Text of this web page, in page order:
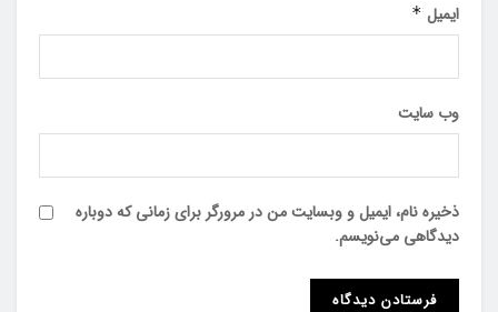
ایمیل *
وب‌ سایت
ذخیره نام، ایمیل و وبسایت من در مرورگر برای زمانی که دوباره
دیدگاهی می‌نویسم.